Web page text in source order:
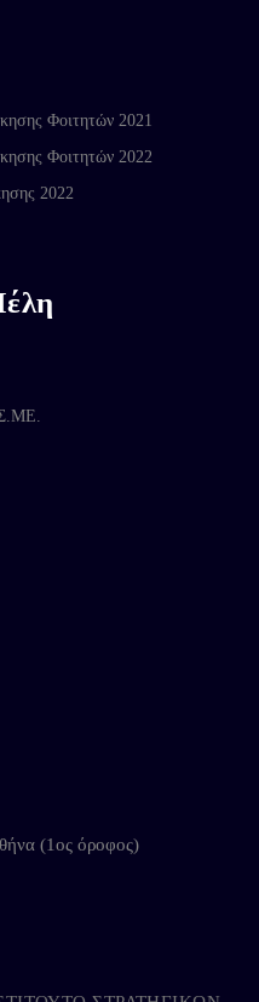
Φοιτητών 2021
Φοιτητών 2022
2022
(1ος όροφος)